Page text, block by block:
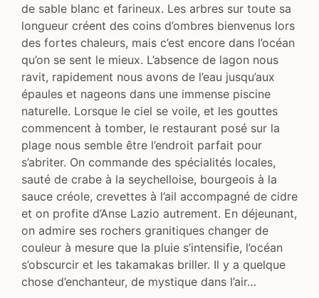
de sable blanc et farineux. Les arbres sur toute sa
longueur créent des coins d’ombres bienvenus lors
des fortes chaleurs, mais c’est encore dans l’océan
qu’on se sent le mieux. L’absence de lagon nous
ravit, rapidement nous avons de l’eau jusqu’aux
épaules et nageons dans une immense piscine
naturelle. Lorsque le ciel se voile, et les gouttes
commencent à tomber, le restaurant posé sur la
plage nous semble être l’endroit parfait pour
s’abriter. On commande des spécialités locales,
sauté de crabe à la seychelloise, bourgeois à la
sauce créole, crevettes à l’ail accompagné de cidre
et on profite d’Anse Lazio autrement. En déjeunant,
on admire ses rochers granitiques changer de
couleur à mesure que la pluie s’intensifie, l’océan
s’obscurcir et les takamakas briller. Il y a quelque
chose d’enchanteur, de mystique dans l’air…